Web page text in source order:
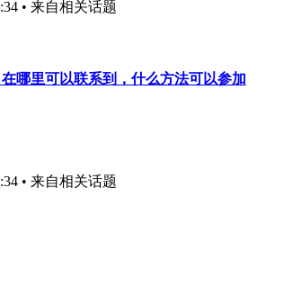
• 来自相关话题
哪里可以联系到，什么方法可以参加
• 来自相关话题